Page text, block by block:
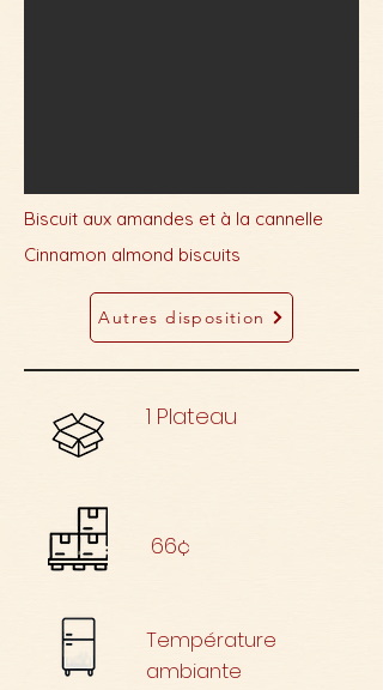
Biscuit aux amandes et à la cannelle
Cinnamon almond biscuits
Autres disposition
1 Plateau
66¢
Température
ambiante